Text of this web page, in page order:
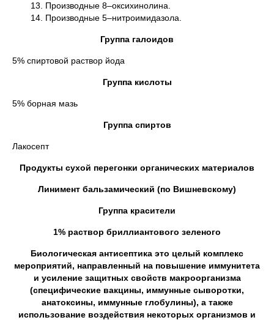
13. Производные 8–оксихинолина.
14. Производные 5–нитроимидазола.
Группа галоидов
5% спиртовой раствор йода
Группа кислоты
5% борная мазь
Группа спиртов
Лакосепт
Продукты сухой перегонки органических материалов
Линимент бальзамический (по Вишневскому)
Группа красители
1% раствор бриллиантового зеленого
Биологическая антисептика это целый комплекс
мероприятий, направленный на повышение иммунитета
и усиление защитных свойств макроорганизма
(специфические вакцины, иммунные сыворотки,
анатоксины, иммунные глобулины), а также
использование воздействия некоторых организмов и